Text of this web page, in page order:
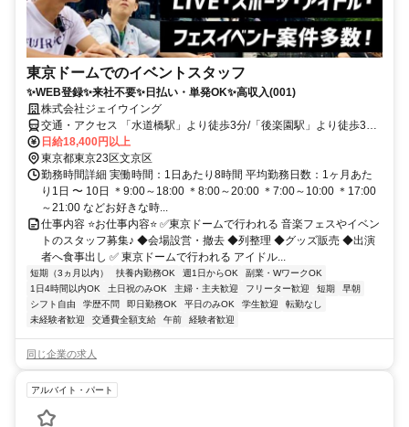
東京ドームでのイベントスタッフ
✨WEB登録✨来社不要✨日払い・単発OK✨高収入(001)
株式会社ジェイウイング
交通・アクセス 「水道橋駅」より徒歩3分/「後楽園駅」より徒歩3分/
「春日駅」より徒歩8分
日給18,400円以上
東京都東京23区文京区
勤務時間詳細 実働時間：1日あたり8時間 平均勤務日数：1ヶ月あた
り1日 〜 10日 ＊9:00～18:00 ＊8:00～20:00 ＊7:00～10:00 ＊17:00
～21:00 などお好きな時...
仕事内容 ⭐お仕事内容⭐ ✅東京ドームで行われる 音楽フェスやイベン
トのスタッフ募集♪ ◆会場設営・撤去 ◆列整理 ◆グッズ販売 ◆出演
者へ食事出し ✅ 東京ドームで行われる アイドル...
短期（3ヵ月以内） 扶養内勤務OK 週1日からOK
副業・WワークOK
1日4時間以内OK
土日祝のみOK 主婦・主夫歓迎 フリーター歓迎 短期
早朝
シフト自由
学歴不問 即日勤務OK 平日のみOK 学生歓迎
転勤なし
未経験者歓迎
交通費全額支給 午前 経験者歓迎
同じ企業の求人
アルバイト・パート